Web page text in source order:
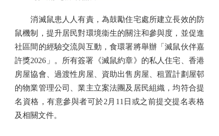
消滅鼠患人人有責，為鼓勵住宅處所建立長效的防
鼠機制，提升居民對環境衞生的關注和參與度，並促進
社區間的經驗交流與互動，食環署將舉辦「滅鼠伙伴嘉
許獎2026」。所有簽署《滅鼠約章》的私人住宅、香港
房屋協會、過渡性房屋、資助出售房屋、租置計劃屋邨
的物業管理公司、業主立案法團及居民組織，均符合提
名資格，有意參與者可於2月11日或之前提交提名表格
及相關文件。